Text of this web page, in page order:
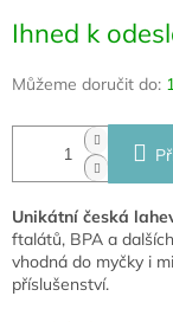
cena:
Ihned k
Můžeme doručit do:
Unikátní česká
ftalátů, BPA a
vhodná do myčky i
příslušenství.